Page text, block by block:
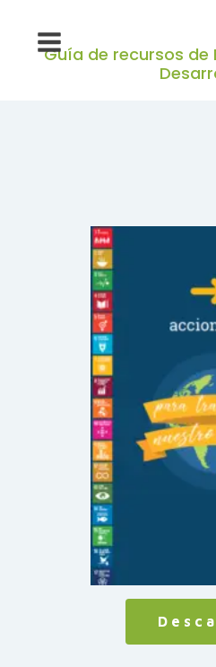
Guía de recursos de